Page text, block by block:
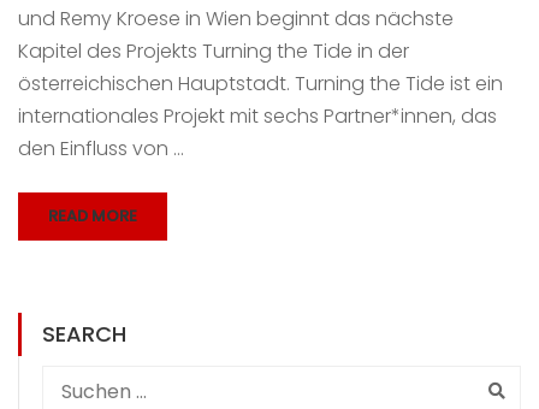
und Remy Kroese in Wien beginnt das nächste
Kapitel des Projekts Turning the Tide in der
österreichischen Hauptstadt. Turning the Tide ist ein
internationales Projekt mit sechs Partner*innen, das
den Einfluss von …
READ MORE
SEARCH